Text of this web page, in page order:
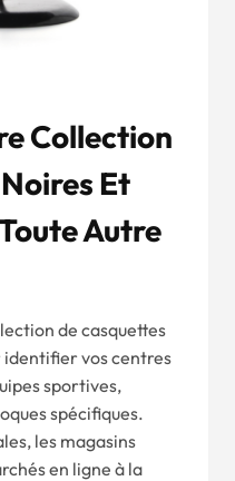
Collection
Et
Autre
de casquettes
identifier vos centres
sportives,
spécifiques.
les magasins
en ligne à la